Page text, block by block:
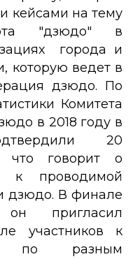
кейсами на тему
"дзюдо" в
города и
которую ведет в
дзюдо. По
Комитета
в 2018 году в
20
что говорит о
к проводимой
дзюдо. В финале
он пригласил
участников к
по разным